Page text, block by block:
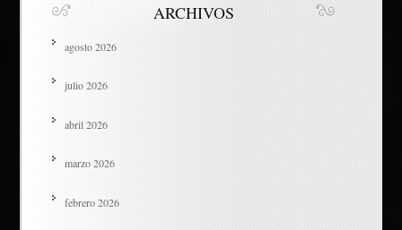
ARCHIVOS
agosto 2026
julio 2026
abril 2026
marzo 2026
febrero 2026